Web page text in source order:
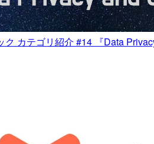
ク カテゴリ紹介 #14 『Data